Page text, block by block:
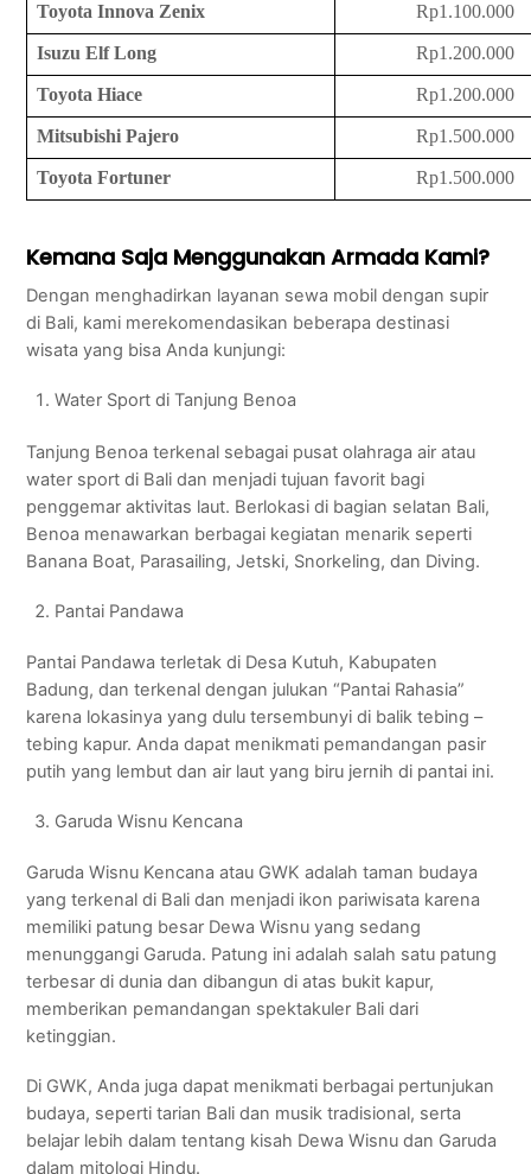
Toyota Innova Zenix Rp1.100.000
Isuzu Elf Long Rp1.200.000
Toyota Hiace Rp1.200.000
Mitsubishi Pajero Rp1.500.000
Toyota Fortuner Rp1.500.000
Kemana Saja Menggunakan Armada Kami?
Dengan menghadirkan layanan sewa mobil dengan supir
di Bali, kami merekomendasikan beberapa destinasi
wisata yang bisa Anda kunjungi:
Water Sport di Tanjung Benoa
Tanjung Benoa terkenal sebagai pusat olahraga air atau
water sport di Bali dan menjadi tujuan favorit bagi
penggemar aktivitas laut. Berlokasi di bagian selatan Bali,
Benoa menawarkan berbagai kegiatan menarik seperti
Banana Boat, Parasailing, Jetski, Snorkeling, dan Diving.
Pantai Pandawa
Pantai Pandawa terletak di Desa Kutuh, Kabupaten
Badung, dan terkenal dengan julukan “Pantai Rahasia”
karena lokasinya yang dulu tersembunyi di balik tebing –
tebing kapur. Anda dapat menikmati pemandangan pasir
putih yang lembut dan air laut yang biru jernih di pantai ini.
Garuda Wisnu Kencana
Garuda Wisnu Kencana atau GWK adalah taman budaya
yang terkenal di Bali dan menjadi ikon pariwisata karena
memiliki patung besar Dewa Wisnu yang sedang
menunggangi Garuda. Patung ini adalah salah satu patung
terbesar di dunia dan dibangun di atas bukit kapur,
memberikan pemandangan spektakuler Bali dari
ketinggian.
Di GWK, Anda juga dapat menikmati berbagai pertunjukan
budaya, seperti tarian Bali dan musik tradisional, serta
belajar lebih dalam tentang kisah Dewa Wisnu dan Garuda
dalam mitologi Hindu.